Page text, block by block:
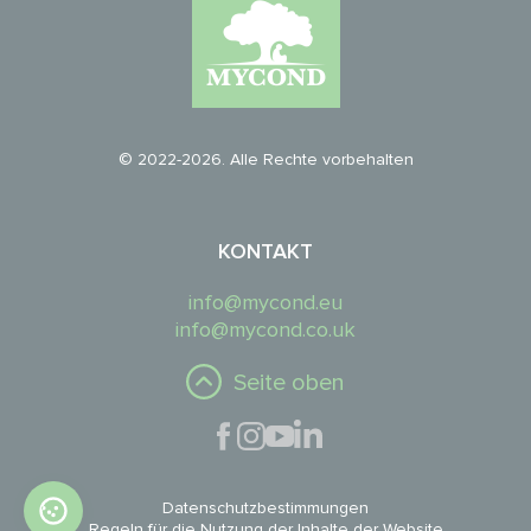
© 2022-2026. Alle Rechte vorbehalten
KONTAKT
info@mycond.eu
info@mycond.co.uk
Seite oben
Datenschutzbestimmungen